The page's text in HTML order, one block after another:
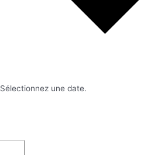
Sélectionnez une date.